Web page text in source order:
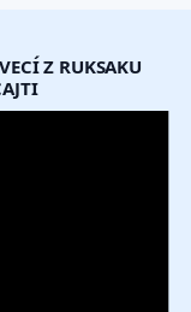
Z RUKSAKU